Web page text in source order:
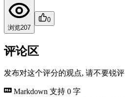
浏览207
0
评论区
发布对这个评分的观点, 请不要锐评
Markdown 支持 0 字